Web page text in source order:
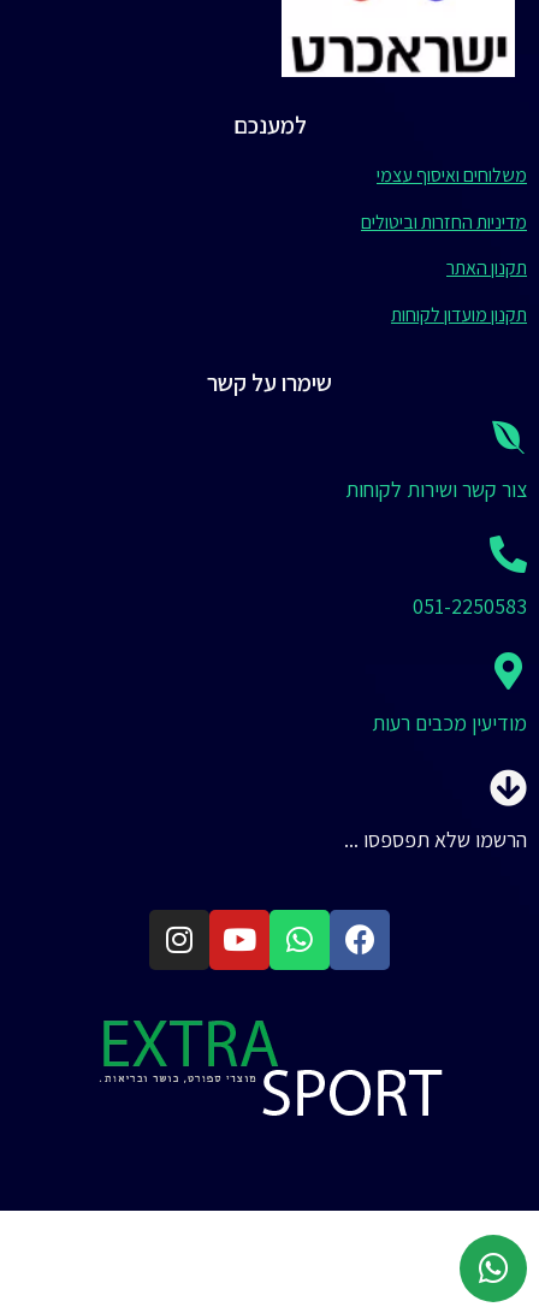
למענכם
משלוחים ואיסוף עצמי
מדיניות החזרות וביטולים
תקנון האתר
תקנון מועדון לקוחות
שימרו על קשר
צור קשר ושירות לקוחות
051-2250583
מודיעין מכבים רעות
הרשמו שלא תפספסו ...